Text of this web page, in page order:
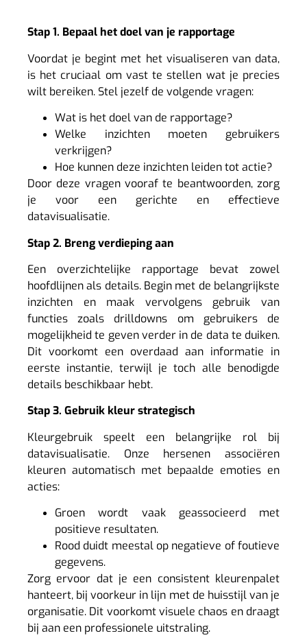
Stap 1. Bepaal het doel van je rapportage
Voordat je begint met het visualiseren van data,
is het cruciaal om vast te stellen wat je precies
wilt bereiken. Stel jezelf de volgende vragen:
Wat is het doel van de rapportage?
Welke inzichten moeten gebruikers
verkrijgen?
Hoe kunnen deze inzichten leiden tot actie?
Door deze vragen vooraf te beantwoorden, zorg
je voor een gerichte en effectieve
datavisualisatie.
Stap 2. Breng verdieping aan
Een overzichtelijke rapportage bevat zowel
hoofdlijnen als details. Begin met de belangrijkste
inzichten en maak vervolgens gebruik van
functies zoals drilldowns om gebruikers de
mogelijkheid te geven verder in de data te duiken.
Dit voorkomt een overdaad aan informatie in
eerste instantie, terwijl je toch alle benodigde
details beschikbaar hebt.
Stap 3. Gebruik kleur strategisch
Kleurgebruik speelt een belangrijke rol bij
datavisualisatie. Onze hersenen associëren
kleuren automatisch met bepaalde emoties en
acties:
Groen wordt vaak geassocieerd met
positieve resultaten.
Rood duidt meestal op negatieve of foutieve
gegevens.
Zorg ervoor dat je een consistent kleurenpalet
hanteert, bij voorkeur in lijn met de huisstijl van je
organisatie. Dit voorkomt visuele chaos en draagt
bij aan een professionele uitstraling.